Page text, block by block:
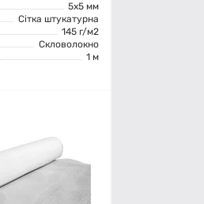
5x5 мм
Сітка штукатурна
145 г/м2
Скловолокно
1 м